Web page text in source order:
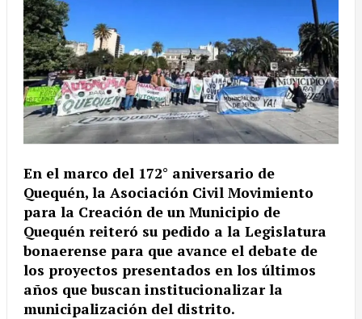
En el marco del 172° aniversario de
Quequén, la Asociación Civil Movimiento
para la Creación de un Municipio de
Quequén reiteró su pedido a la Legislatura
bonaerense para que avance el debate de
los proyectos presentados en los últimos
años que buscan institucionalizar la
municipalización del distrito.